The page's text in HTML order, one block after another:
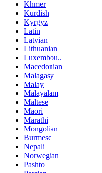
Khmer
Kurdish
Kyrgyz
Latin
Latvian
Lithuanian
Luxembou..
Macedonian
Malagasy
Malay
Malayalam
Maltese
Maori
Marathi
Mongolian
Burmese
Nepali
Norwegian
Pashto